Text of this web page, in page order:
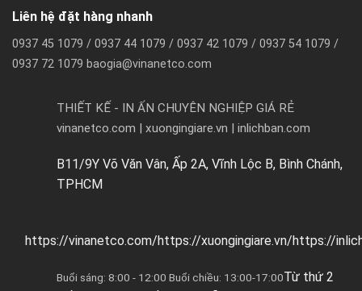
Liên hệ đặt hàng nhanh
0937 45 1079 / 0937 44 1079 / 0937 42 1079 / 0937 54 1079 /
0937 72 1079 baogia@vinanetco.com
THIẾT KẾ - IN ẤN CHUYÊN NGHIỆP GIÁ RẺ
vinanetco.com | xuongingiare.vn | inlichban.com
B11/9Y Võ Văn Vân, Ấp 2A, Vĩnh Lộc B, Bình Chánh,
TPHCM
https://vinanetco.com/https://xuongingiare.vn/https://
Buổi sáng: 8:00 - 12:00 Buổi chiều: 13:00-17:00Từ thứ 2